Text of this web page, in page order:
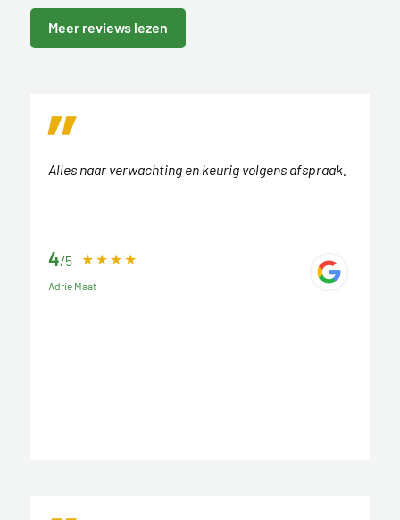
Meer reviews lezen
Alles naar verwachting en keurig volgens afspraak.
4/5
Adrie Maat